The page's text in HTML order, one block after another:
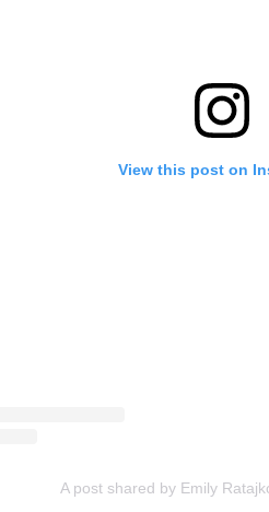
View this post on
A post shared by Emily